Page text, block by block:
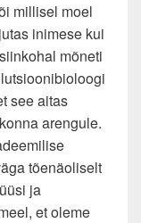
millisel moel
inimese kui
mõneti
see aitas
arengule.
tõenäoliselt
ja
et oleme